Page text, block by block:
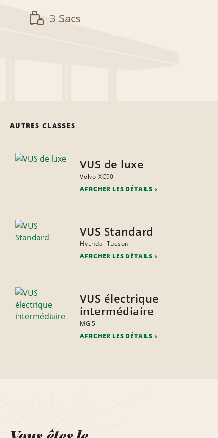
3 Sacs
AUTRES CLASSES
VUS de luxe
Volvo XC90
AFFICHER LES DÉTAILS
VUS Standard
Hyundai Tucson
AFFICHER LES DÉTAILS
VUS électrique
intermédiaire
MG 5
AFFICHER LES DÉTAILS